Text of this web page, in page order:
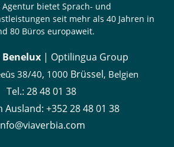
Agentur bietet Sprach- und
seit mehr als 40 Jahren in
80 Büros europaweit.
Benelux | Optilingua Group
38/40, 1000 Brüssel, Belgien
Tel.: 28 48 01 38
Ausland: +352 28 48 01 38